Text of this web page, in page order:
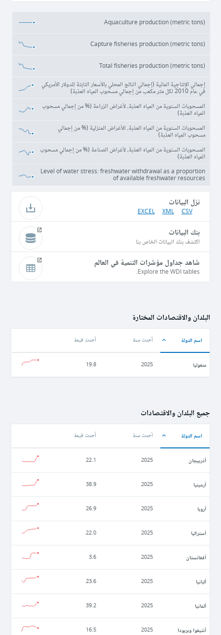
Aquaculture production (metric tons)
Capture fisheries production (metric tons)
Total fisheries production (metric tons)
إجمالي الإنتاجية المائية (إجمالي الناتج المحلي بالأسعار الثابتة للدولار الأمريكي
في عام 2010 لكل متر مكعب من إجمالي مسحوب المياه العذبة)
المسحوبات السنوية من المياه العذبة، لأغراض الزراعة (% من إجمالي مسحوب
المياه العذبة)
المسحوبات السنوية من المياه العذبة، للأغراض المنزلية (% من إجمالي
مسحوب المياه العذبة)
المسحوبات السنوية من المياه العذبة، لأغراض الصناعة (% من إجمالي مسحوب
المياه العذبة)
Level of water stress: freshwater withdrawal as a proportion
of available freshwater resources
نزل البيانات
CSV
XML
EXCEL
بنك البيانات
اكتشف بنك البيانات الخاص بنا
شاهد جداول مؤشرات التنمية في العالم
Explore the WDI tables.
البلدان والاقتصادات المختارة
اسم الدولة أحدث سنة أحدث قيمة
منغوليا 2025
19.8
جميع البلدان والاقتصادات
اسم الدولة أحدث سنة أحدث قيمة
أذربيجان 2025
22.1
أرمينيا 2025
38.9
أروبا 2025
26.9
أستراليا 2025
22.0
أفغانستان 2025
3.6
ألبانيا 2025
23.6
ألمانيا 2025
39.2
أنتيغوا وبربودا 2025
16.5